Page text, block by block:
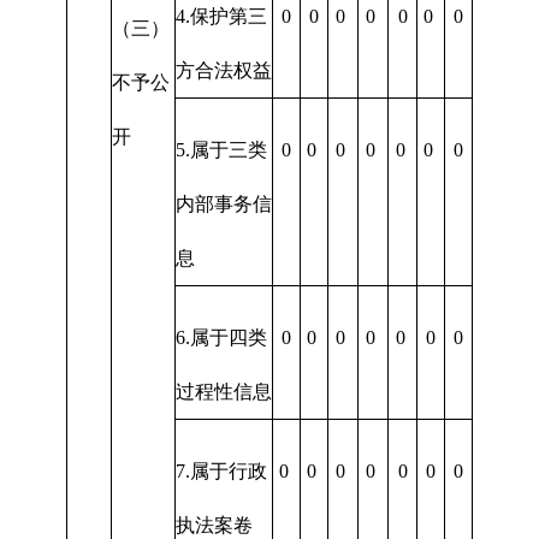
（三）
不予公
开
4.保护第三
方合法权益
0 0 0 0 0 0 0
5.属于三类
内部事务信
息
0 0 0 0 0 0 0
6.属于四类
过程性信息
0 0 0 0 0 0 0
7.属于行政
执法案卷
0 0 0 0 0 0 0